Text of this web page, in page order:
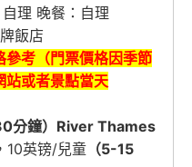
理 晚餐：自理
飯店
參考（門票價格因季節
站或者景點當天
分鐘）River Thames
10英镑/兒童 （5-15